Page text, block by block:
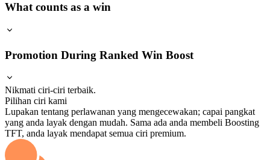
What counts as a win
Promotion During Ranked Win Boost
Nikmati ciri-ciri terbaik.
Pilihan ciri kami
Lupakan tentang perlawanan yang mengecewakan; capai pangkat
yang anda layak dengan mudah. Sama ada anda membeli Boosting
TFT, anda layak mendapat semua ciri premium.